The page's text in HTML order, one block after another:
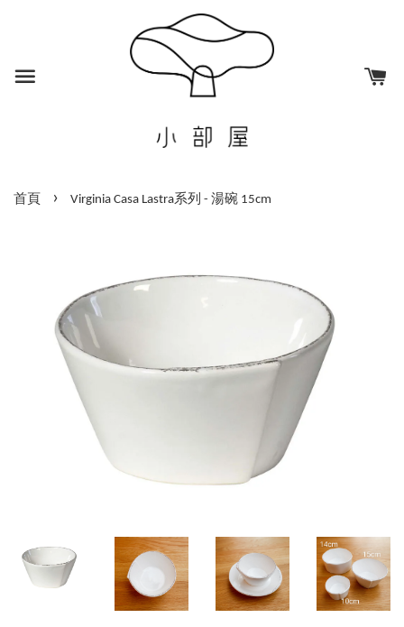
首頁 › Virginia Casa Lastra系列 - 湯碗 15cm